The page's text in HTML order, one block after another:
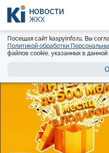
НОВОСТИ
ЖКХ
Посещая сайт kaspyinfo.ru, Вы
Политикой обработки
файлов cookie, указанных в данной